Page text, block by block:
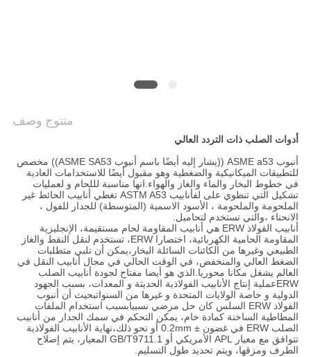
منتوج وصف
أدوات الصلب ذات التردد العالي
أنبوب ASME a53 ((يشار إليه أيضًا باسم أنبوب ASME SA53)) مخصص
للتطبيقات الميكانيكية والضغطية وهو مقبول أيضًا للاستخدامات العادية
في خطوط البخار والماء والغاز والهواء.انها مناسبة لللحام و لعمليات
تشكيل التي تنطوي على لفأنابيب ASTM A53 تغطي أنابيب الحائط غير
الملحومة والملحومة ، الأسود الاسمية (المتوسطة) للجدار للفول ،
الانحناء ،والتي تستخدم لتحاميل.
أنابيب الفولاذ ERW هي أنابيب المقاومة لحام مستقيمة، الإنجليزية
المقاومة الحامية الكهربائية، اختصارا ERW، تستخدم لنقل النفط والغاز
الطبيعي وغيرها من الكائنات السائلة البخار،يمكن أن تلبي متطلبات
الضغط العالي والمنخفض، في الوقت الحالي في مجال أنابيب النقل في
العالم يشغل مكانا محوريا.الذي هو أيضا مفتاح لجودة أنابيب الصلب
ERWعملية إنتاج الأنابيب الفولاذية الحديثة و المعدات، بسبب الجهود
الدولية و خاصة الولايات المتحدة و غيرها من السنواتبحيث أن أنبوب
الفولاذ ERW السلس كان حل مرضي نسبيابسبب استخدام الملفات
المطاطية الساخنة كمادة خام، يمكن التحكم في سمك الجدار من أنابيب
الصلب ERW في غضون ± 0.2mm أو نحو ذلك،نهاية الأنابيب الفولاذية
تتوافق مع معيار APL الأمريكي أو GB/T9711.1 المعيار، يتم إصلاح
الطرف ومزقها، ويتم تحديد طول التسليم.